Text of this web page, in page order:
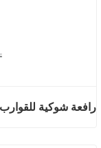
رافعة شوكية للقوارب